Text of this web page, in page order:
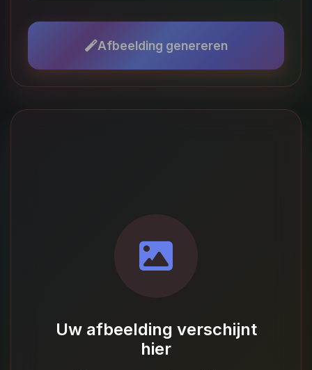
Afbeelding genereren
Uw afbeelding verschijnt
hier